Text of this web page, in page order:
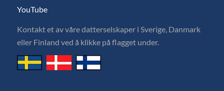
YouTube
Kontakt et av våre datterselskaper i Sverige, Danmark
eller Finland ved å klikke på flagget under.